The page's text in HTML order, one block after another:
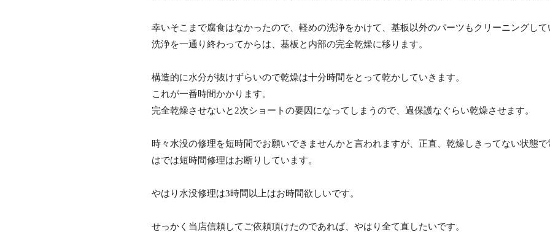
幸いそこまで腐食はなかったので、軽めの洗浄をかけて、基板以外のパーツもクリーニングして
洗浄を一通り終わってからは、基板と内部の完全乾燥に移ります。
構造的に水分が抜けずらいので乾燥は十分時間をとって乾かしていきます。
これが一番時間かかります。
完全乾燥させないと2次ショートの要因になってしまうので、過保護なぐらい乾燥させます。
時々水没の修理を短時間でお願いできませんかと言われますが、正直、乾燥しきってない状態
はでは短時間修理はお断りしています。
やはり水没修理は3時間以上はお時間欲しいです。
せっかく当店信頼してご依頼頂けたのであれば、やはり全て直したいです。